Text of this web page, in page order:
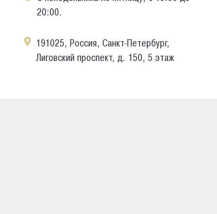
20:00.
191025, Россия, Санкт-Петербург,
Лиговский проспект, д. 150, 5 этаж